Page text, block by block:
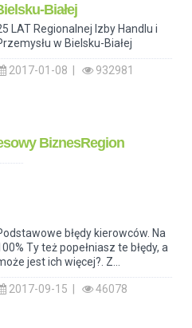
Białej
LAT Regionalnej Izby Handlu i
w Bielsku-Białej
2017-01-08 | 932981
BiznesRegion
błędy kierowców. Na
Ty też popełniasz te błędy, a
jest ich więcej?. Z...
2017-09-15 | 46078